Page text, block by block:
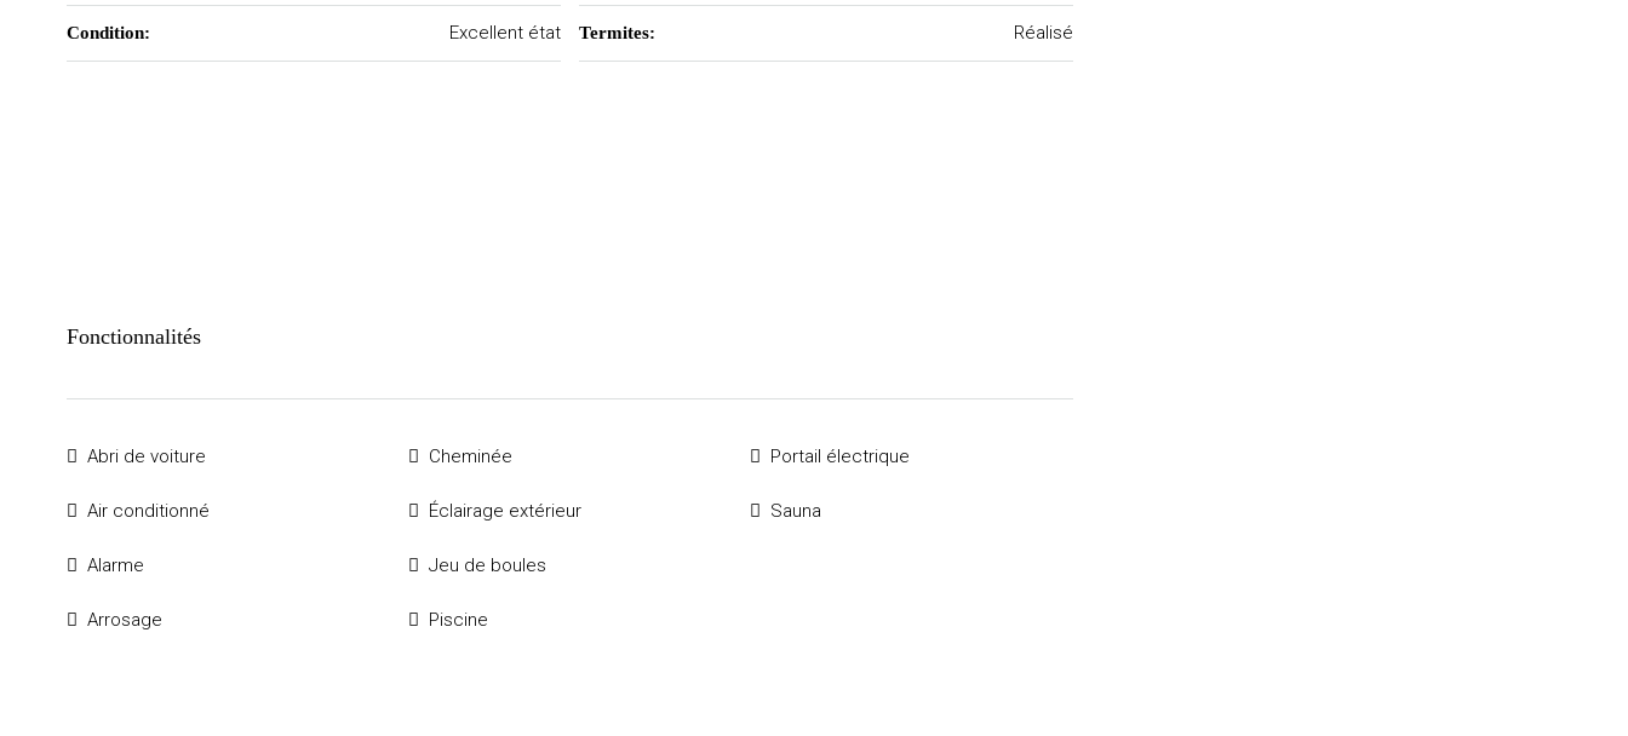
Condition: Excellent état Termites: Réalisé
Fonctionnalités
Abri de voiture
Air conditionné
Alarme
Arrosage
Cheminée
Éclairage extérieur
Jeu de boules
Piscine
Portail électrique
Sauna